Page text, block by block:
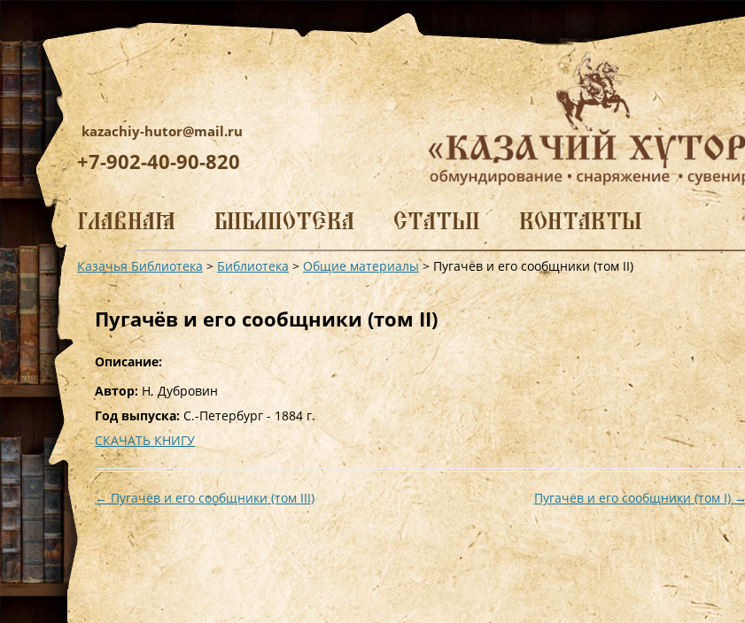
kazachiy-hutor@mail.ru
+7-902-40-90-820
Перейти
к
содержимому
ГЛАВНАЯ БИБЛИОТЕКА СТАТЬИ КОНТАКТЫ
Казачья Библиотека > Библиотека > Общие материалы> Пугачёв и его сообщники (том II)
Пугачёв и его сообщники (том II)
Описание:
Автор:Н. Дубровин
Год выпуска: С.-Петербург - 1884 г.
СКАЧАТЬ КНИГУ
Навигация
по
записям
←Пугачёв и его сообщники (том III) Пугачёв и его сообщники (том I)→